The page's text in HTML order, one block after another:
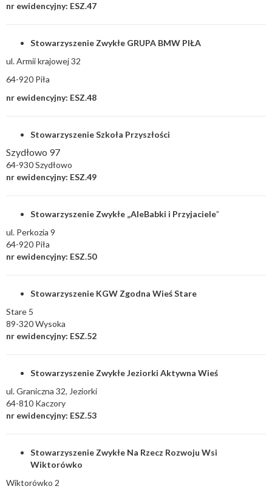
nr ewidencyjny: ESZ.47
Stowarzyszenie Zwykłe GRUPA BMW PIŁA
ul. Armii krajowej 32
64-920 Piła
nr ewidencyjny: ESZ.48
Stowarzyszenie Szkoła Przyszłości
Szydłowo 97
64-930 Szydłowo
nr ewidencyjny: ESZ.49
Stowarzyszenie Zwykłe „AleBabki i Przyjaciele”
ul. Perkozia 9
64-920 Piła
nr ewidencyjny: ESZ.50
Stowarzyszenie KGW Zgodna Wieś Stare
Stare 5
89-320 Wysoka
nr ewidencyjny: ESZ.52
Stowarzyszenie Zwykłe Jeziorki Aktywna Wieś
ul. Graniczna 32, Jeziorki
64-810 Kaczory
nr ewidencyjny: ESZ.53
Stowarzyszenie Zwykłe Na Rzecz Rozwoju Wsi
Wiktorówko
Wiktorówko 2